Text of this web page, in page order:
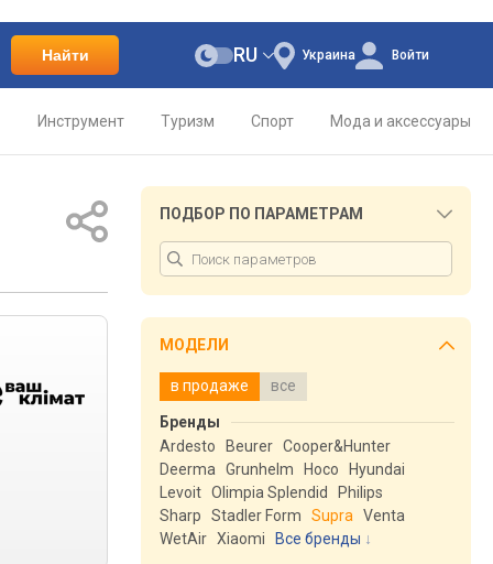
Найти Украина
RU Войти
Инструмент Туризм Спорт Мода и аксессуары
ПОДБОР ПО ПАРАМЕТРАМ
МОДЕЛИ
в продаже все
Бренды
Ardesto
Beurer Cooper&Hunter
Deerma
Grunhelm Hoco
Hyundai
Levoit Olimpia Splendid
Philips
Sharp
Stadler Form Supra
Venta
WetAir Xiaomi
Все бренды